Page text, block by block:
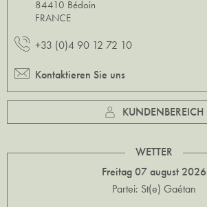
84410 Bédoin
FRANCE
+33 (0)4 90 12 72 10
Kontaktieren Sie uns
KUNDENBEREICH
WETTER
Freitag 07 august 2026
Partei: St(e) Gaétan